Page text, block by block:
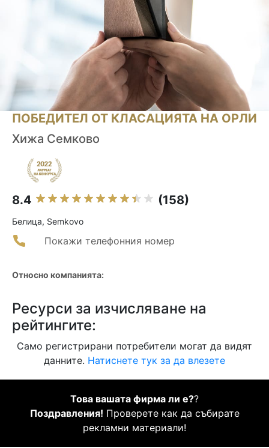
ПОБЕДИТЕЛ ОТ КЛАСАЦИЯТА НА ОРЛИ
Хижа Семково
8.4 (158)
Белица, Semkovo
Покажи телефонния номер
Относно компанията:
Ресурси за изчисляване на
рейтингите:
Само регистрирани потребители могат да видят
данните. Натиснете тук за да влезете
Това вашата фирма ли е??
Поздравления! Проверете как да събирате
рекламни материали!